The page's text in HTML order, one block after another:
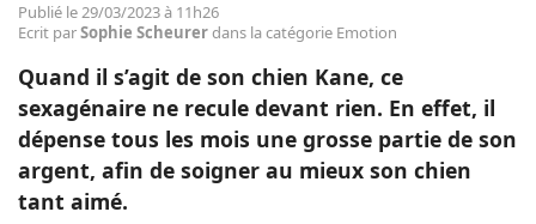
Publié le 29/03/2023 à 11h26
Ecrit parSophie Scheurerdans la catégorie Emotion
Quand il s’agit de son chien Kane, ce
sexagénaire ne recule devant rien. En effet, il
dépense tous les mois une grosse partie de son
argent, afin de soigner au mieux son chien
tant aimé.